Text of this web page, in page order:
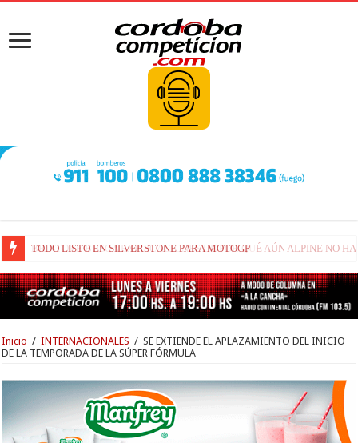
BRIATORE BUSCA EXPLICACIONES DE POR QUÉ AÚN ALPINE NO
Inicio / INTERNACIONALES / SE EXTIENDE EL APLAZAMIENTO DEL INICIO
DE LA TEMPORADA DE LA SÚPER FÓRMULA